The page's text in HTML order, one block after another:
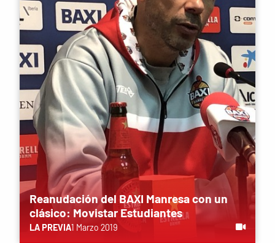
Reanudación del BAXI Manresa con un
clásico: Movistar Estudiantes
LA PREVIA1 Marzo 2019